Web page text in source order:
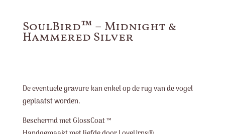
SoulBird™ – Midnight &
Hammered Silver
De eventuele gravure kan enkel op de rug van de vogel
geplaatst worden.
Beschermd met GlossCoat ™